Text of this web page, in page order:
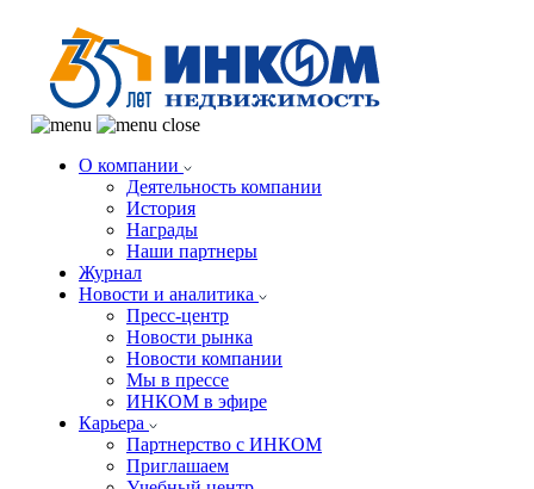
О компании
Деятельность компании
История
Награды
Наши партнеры
Журнал
Новости и аналитика
Пресс-центр
Новости рынка
Новости компании
Мы в прессе
ИНКОМ в эфире
Карьера
Партнерство с ИНКОМ
Приглашаем